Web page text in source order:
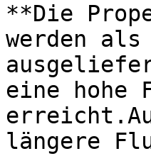
**Die
werden
eine hohe
längere